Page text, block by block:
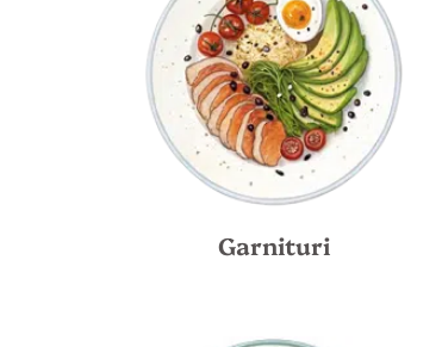
Garnituri